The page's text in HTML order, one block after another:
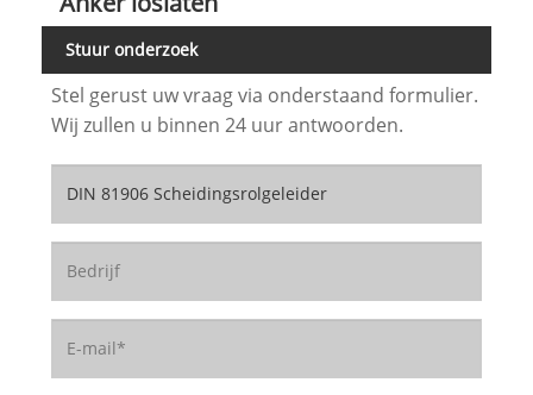
Stuur onderzoek
Stel gerust uw vraag via onderstaand formulier.
Wij zullen u binnen 24 uur antwoorden.